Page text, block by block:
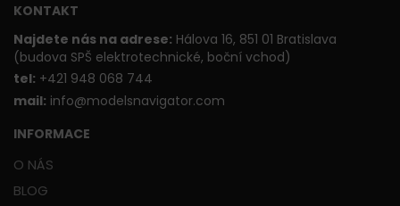
KONTAKT
Najdete nás na adrese: Hálova 16, 851 01 Bratislava
(budova SPŠ elektrotechnické, boční vchod)
tel: +421 948 068 744
mail: info@modelsnavigator.com
INFORMACE
O NÁS
BLOG